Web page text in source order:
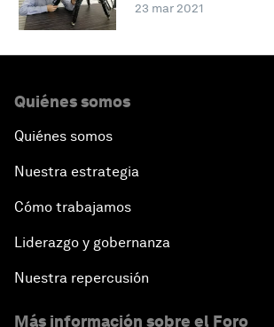
23 mar 2021
Quiénes somos
Quiénes somos
Nuestra estrategia
Cómo trabajamos
Liderazgo y gobernanza
Nuestra repercusión
Más información sobre el Foro